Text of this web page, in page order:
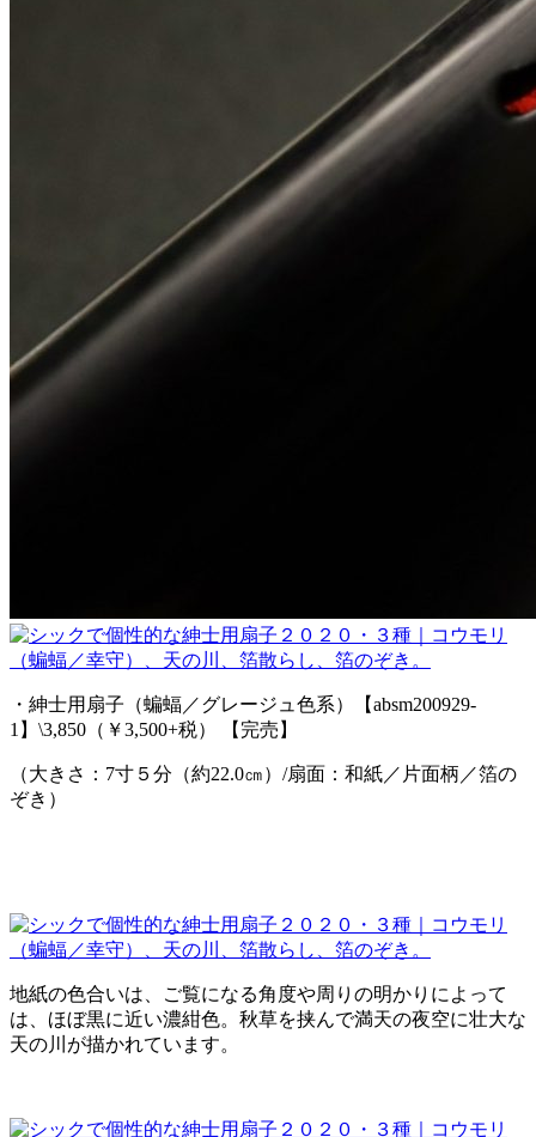
・紳士用扇子（蝙蝠／グレージュ色系）【absm200929-
1】\3,850（￥3,500+税） 【完売】
（大きさ：7寸５分（約22.0㎝）/扇面：和紙／片面柄／箔の
ぞき）
地紙の色合いは、ご覧になる角度や周りの明かりによって
は、ほぼ黒に近い濃紺色。秋草を挟んで満天の夜空に壮大な
天の川が描かれています。